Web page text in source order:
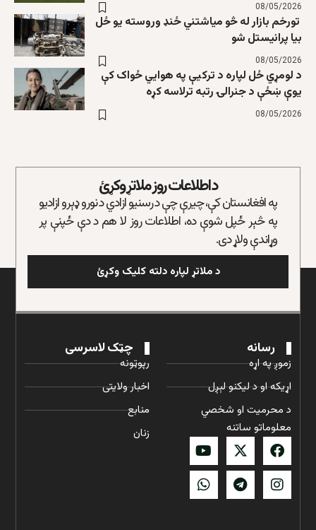
08/05/2026
تورخم بازار له څو میاشتني ځنډ وروسته یو ځل
بیا پرانیستل شو
08/05/2026
د لومړي ځل لپاره د ترکیې په هوايي ځواک کې
یوې ښځې د جنرالۍ رتبه ترلاسه کړه
08/05/2026
د اطلاعات روز ملاتړ وکړئ
په افغانستان کې، چیرې چې د رسنیو ازادي د نورو ډېرو ازادیو
په څېر ځپل شوې ده، اطلاعات روز لا هم د دې ځپنې پر
وړاندې ولاړ دی.
د ملاتړ لپاره دلته کلیک وکړئ
رسانه
زموږ په اړه
اړیکه او د لیکنو لېږل
د محرمیت او شخصي
معلوماتو ساتنه
چټک لاسرسی
رپوټونه
اخبار ولایتی
منابع
زنان